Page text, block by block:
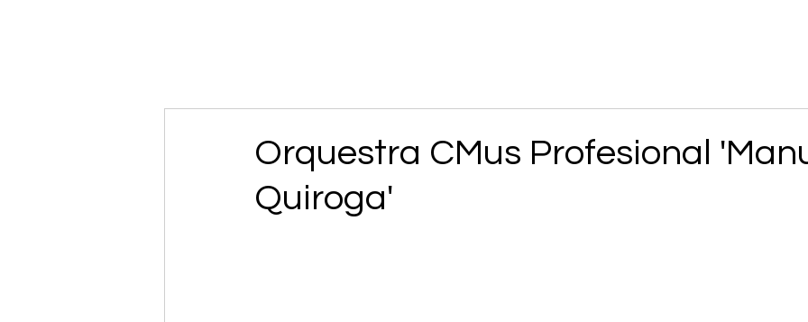
Orquestra CMus Profesional
Quiroga'